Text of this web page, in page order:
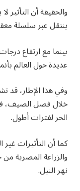
والحقيقة أن التأثير
ينتقل عبر سلسلة
بينما مع ارتفاع
عديدة حول العالم
وفي هذا الإطار، قد
خلال فصل الصيف،
الحر لفترات أطول.
كما أن التأثيرات غير
والزراعة المصرية
نهر النيل.